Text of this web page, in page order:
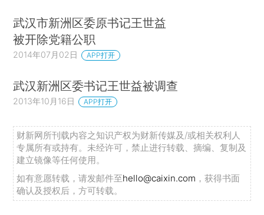
武汉市新洲区委原书记王世益
被开除党籍公职
2014年07月02日 APP打开
武汉新洲区委书记王世益被调查
2013年10月16日 APP打开
财新网所刊载内容之知识产权为财新传媒及/或相关权利人
专属所有或持有。未经许可，禁止进行转载、摘编、复制及
建立镜像等任何使用。
如有意愿转载，请发邮件至hello@caixin.com ，获得书面
确认及授权后，方可转载。